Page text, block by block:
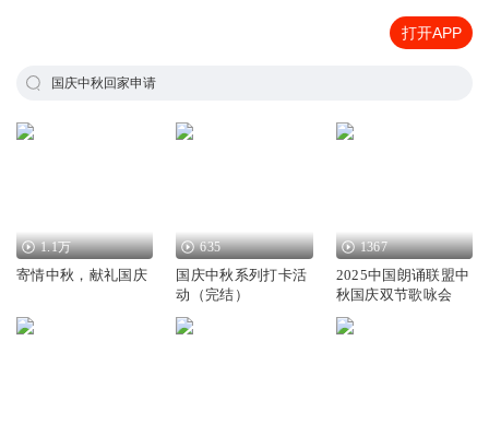
打开APP
国庆中秋回家申请
1.1万
寄情中秋，献礼国庆
635
国庆中秋系列打卡活
动（完结）
1367
2025中国朗诵联盟中
秋国庆双节歌咏会